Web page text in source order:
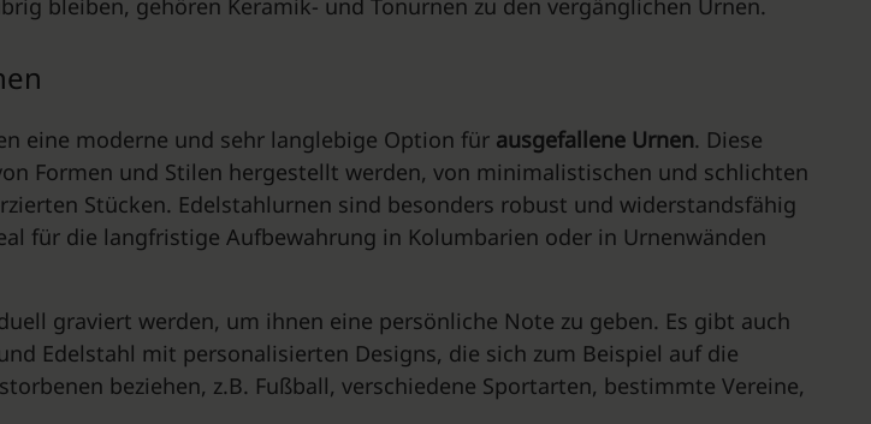
bleiben, gehören Keramik- und Tonurnen zu den vergänglichen Urnen.
eine moderne und sehr langlebige Option für ausgefallene Urnen. Diese
Formen und Stilen hergestellt werden, von minimalistischen und schlichten
Stücken. Edelstahlurnen sind besonders robust und widerstandsfähig
für die langfristige Aufbewahrung in Kolumbarien oder in Urnenwänden
graviert werden, um ihnen eine persönliche Note zu geben. Es gibt auch
Edelstahl mit personalisierten Designs, die sich zum Beispiel auf die
beziehen, z.B. Fußball, verschiedene Sportarten, bestimmte Vereine,